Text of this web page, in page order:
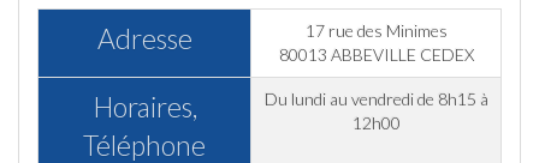
Adresse
17 rue des Minimes
80013 ABBEVILLE CEDEX
Horaires,
Téléphone
Du lundi au vendredi de 8h15 à
12h00